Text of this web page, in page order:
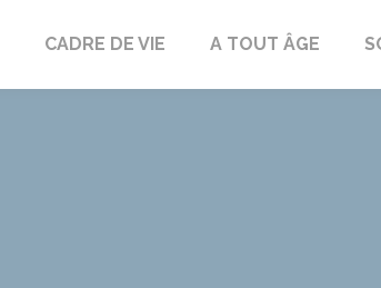
CADRE DE VIE A TOUT ÂGE